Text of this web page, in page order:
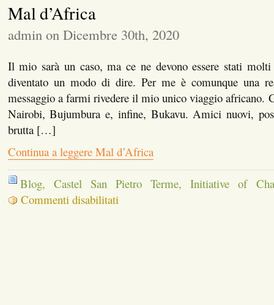
Mal d’Africa
admin on Dicembre 30th, 2020
Il mio sarà un caso, ma ce ne devono essere stati
diventato un modo di dire. Per me è comunque una
messaggio a farmi rivedere il mio unico viaggio africano.
Nairobi, Bujumbura e, infine, Bukavu. Amici nuovi,
brutta […]
Continua a leggere Mal d’Africa
Blog, Castel San Pietro Terme,Initiative of
Commenti disabilitatisu
Mal